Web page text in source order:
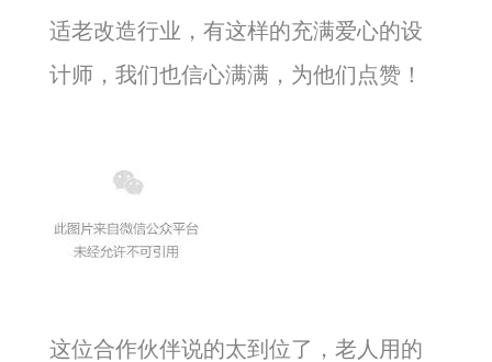
适老改造行业，有这样的充满爱心的设
计师，我们也信心满满，为他们点赞！
这位合作伙伴说的太到位了，老人用的